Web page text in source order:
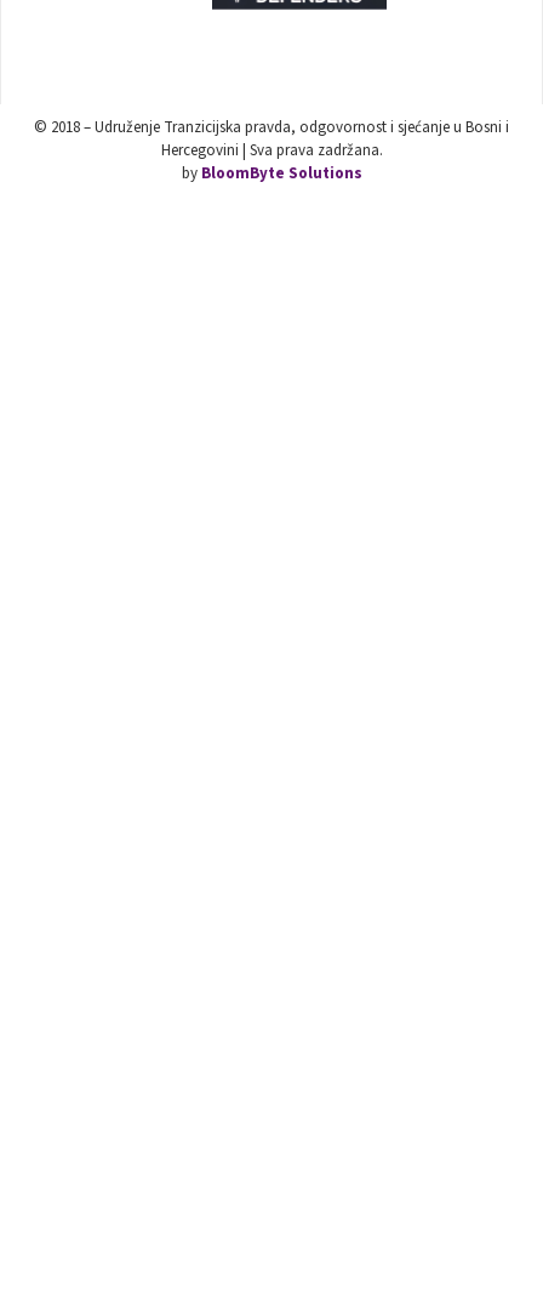
© 2018 – Udruženje Tranzicijska pravda, odgovornost i sjećanje u Bosni i
Hercegovini | Sva prava zadržana.
by BloomByte Solutions